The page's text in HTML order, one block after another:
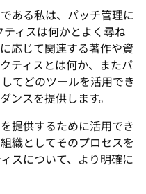
ある私は、パッチ管理に
ィスは何かとよく尋ね
応じて関連する著作や資
ティスとは何か、またパ
てどのツールを活用でき
ンスを提供します。
提供するために活用でき
織としてそのプロセスを
スについて、より明確に